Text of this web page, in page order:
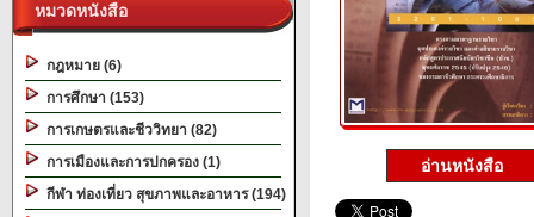
หมวดหนังสือ
กฎหมาย (6)
การศึกษา (153)
การเกษตรและชีววิทยา (82)
การเมืองและการปกครอง (1)
กีฬา ท่องเที่ยว สุขภาพและอาหาร (194)
อ่านหนังสือ